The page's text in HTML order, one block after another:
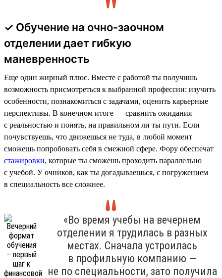
✓ Обучение на очно-заочном
отделении дает гибкую
маневренность
Еще один жирный плюс. Вместе с работой ты получишь
возможность присмотреться к выбранной профессии: изучить
особенности, познакомиться с задачами, оценить карьерные
перспективы. В конечном итоге — сравнить ожидания
с реальностью и понять, на правильном ли ты пути. Если
почувствуешь, что движешься не туда, в любой момент
сможешь попробовать себя в смежной сфере. Фору обеспечат
стажировки, которые ты сможешь проходить параллельно
с учебой. У очников, как ты догадываешься, с погружением
в специальность все сложнее.
«Во время учебы на вечернем
отделении я трудилась в разных
местах. Сначала устроилась
в профильную компанию —
не по специальности, зато получила